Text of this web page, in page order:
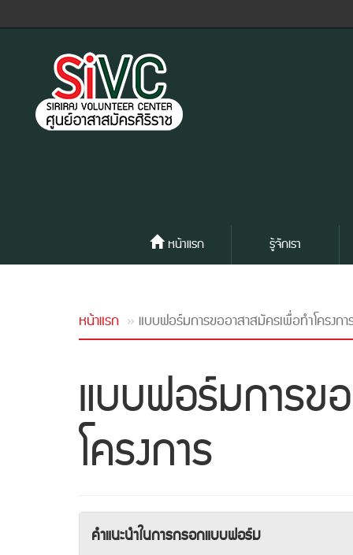
หน้าแรก รู้จักเรา
หน้าแรก แบบฟอร์มการขออาสาสมัครเพื่อทำโครงกา
แบบฟอร์มการข
โครงการ
คำแนะนำในการกรอกแบบฟอร์ม